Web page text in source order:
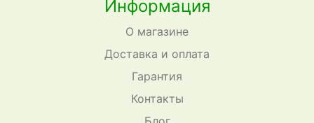
Информация
О магазине
Доставка и оплата
Гарантия
Контакты